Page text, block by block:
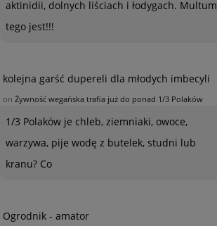
aktinidii, dolnych liściach i łodygach. Multum
tego jest!!!
kolejna garść dupereli dla młodych imbecyli
on Żywność wegańska trafia już do ponad 1/3 Polaków
1/3 Polaków je chleb, ziemniaki, owoce,
warzywa, pije wodę z butelek, studni lub
kranu? Co
Ogrodnik - amator